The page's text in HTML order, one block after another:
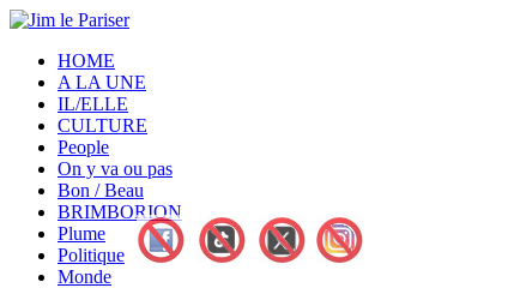
HOME
A LA UNE
IL/ELLE
CULTURE
People
On y va ou pas
Bon / Beau
BRIMBORION
Plume
Politique
Monde